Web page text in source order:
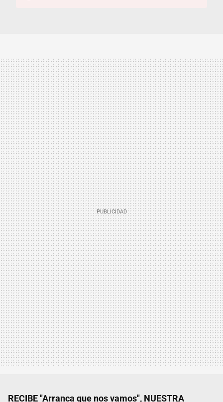
RECIBE "Arranca que nos vamos", NUESTRA